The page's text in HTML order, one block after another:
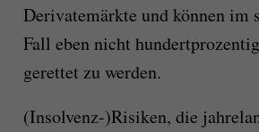
Derivatemärkte undkönnen im
Fall eben nicht hundertprozentig
gerettet zu werden.
(Insolvenz-)Risiken, die